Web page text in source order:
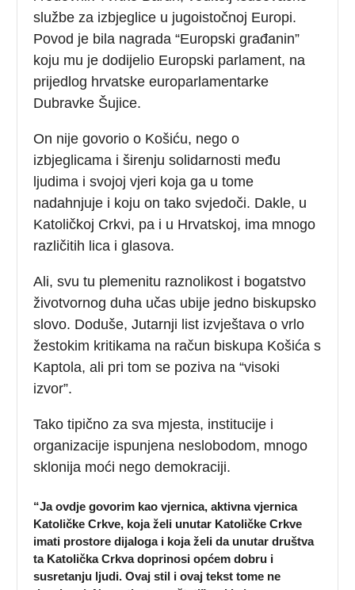
službe za izbjeglice u jugoistočnoj Europi.
Povod je bila nagrada “Europski građanin”
koju mu je dodijelio Europski parlament, na
prijedlog hrvatske europarlamentarke
Dubravke Šujice.
On nije govorio o Košiću, nego o
izbjeglicama i širenju solidarnosti među
ljudima i svojoj vjeri koja ga u tome
nadahnjuje i koju on tako svjedoči. Dakle, u
Katoličkoj Crkvi, pa i u Hrvatskoj, ima mnogo
različitih lica i glasova.
Ali, svu tu plemenitu raznolikost i bogatstvo
životvornog duha učas ubije jedno biskupsko
slovo. Doduše, Jutarnji list izvještava o vrlo
žestokim kritikama na račun biskupa Košića s
Kaptola, ali pri tom se poziva na “visoki
izvor”.
Tako tipično za sva mjesta, institucije i
organizacije ispunjena neslobodom, mnogo
sklonija moći nego demokraciji.
“Ja ovdje govorim kao vjernica, aktivna vjernica
Katoličke Crkve, koja želi unutar Katoličke Crkve
imati prostore dijaloga i koja želi da unutar društva
ta Katolička Crkva doprinosi općem dobru i
susretanju ljudi. Ovaj stil i ovaj tekst tome ne